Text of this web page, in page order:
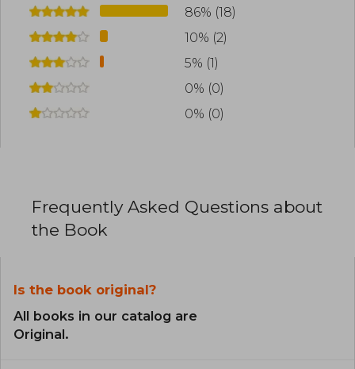
86% (18)
10% (2)
5% (1)
0% (0)
0% (0)
Frequently Asked Questions about
the Book
Is the book original?
All books in our catalog are
Original.